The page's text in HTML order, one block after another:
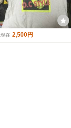
現在 2,500円